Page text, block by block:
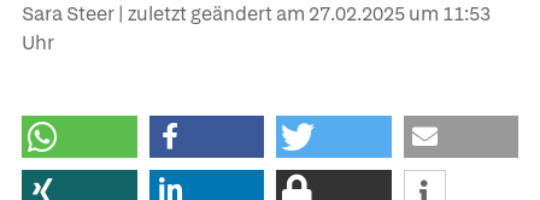
Sara Steer | zuletzt geändert am 27.02.2025um 11:53
Uhr